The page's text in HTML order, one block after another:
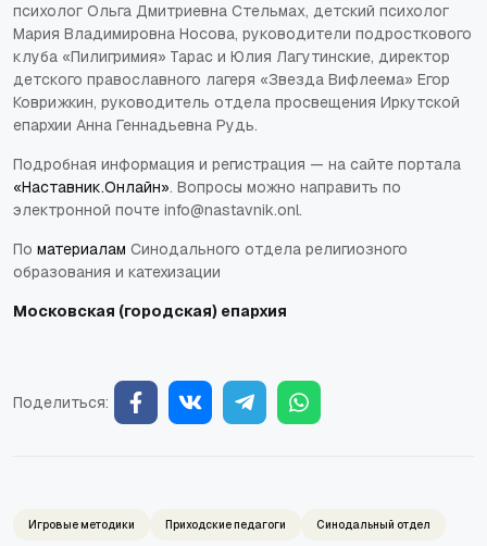
психолог Ольга Дмитриевна Стельмах, детский психолог
Мария Владимировна Носова, руководители подросткового
клуба «Пилигримия» Тарас и Юлия Лагутинские, директор
детского православного лагеря «Звезда Вифлеема» Егор
Коврижкин, руководитель отдела просвещения Иркутской
епархии Анна Геннадьевна Рудь.
Подробная информация и регистрация — на сайте портала
«Наставник.Онлайн». Вопросы можно направить по
электронной почте info@nastavnik.onl.
По материалам Синодального отдела религиозного
образования и катехизации
Московская (городская) епархия
Поделиться:
Игровые методики Приходские педагоги Синодальный отдел